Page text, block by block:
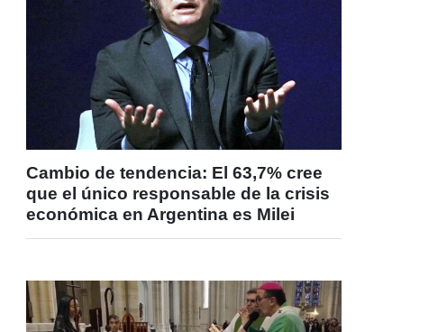
Cambio de tendencia: El 63,7% cree
que el único responsable de la crisis
económica en Argentina es Milei